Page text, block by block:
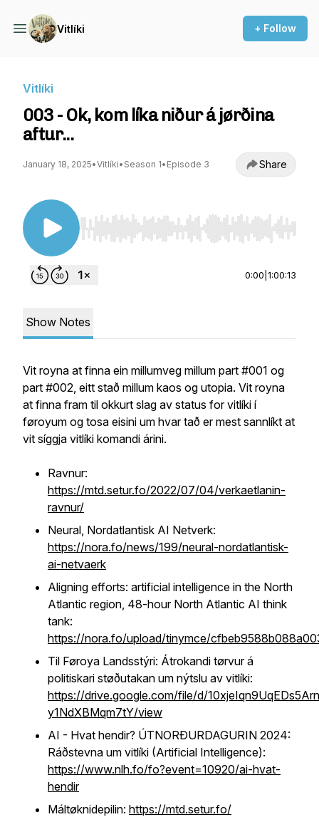
Vitlíki + Follow
Vitlíki
003 - Ok, kom líka niður á jørðina
aftur...
January 18, 2025•Vitlíki• Season 1• Episode 3 Share
Use Left/Right to seek, Home/End to jump to
0:00 1:00:13
Show Notes
Vit royna at finna ein millumveg millum part #001 og
part #002, eitt stað millum kaos og utopia. Vit royna
at finna fram til okkurt slag av status for vitlíki í
føroyum og tosa eisini um hvar tað er mest sannlíkt at
vit síggja vitlíki komandi árini.
Ravnur:
https://mtd.setur.fo/2022/07/04/verkaetlanin-
ravnur/
Neural, Nordatlantisk AI Netverk:
https://nora.fo/news/199/neural-nordatlantisk-
ai-netvaerk
Aligning efforts: artificial intelligence in the North
Atlantic region, 48-hour North Atlantic AI think
tank:
https://nora.fo/upload/tinymce/
Til Føroya Landsstýri: Átrokandi tørvur á
politiskari støðutakan um nýtslu av vitlíki:
https://drive.google.com/file/d/
y1NdXBMqm7tY/view
AI - Hvat hendir? ÚTNORÐURDAGURIN 2024:
Ráðstevna um vitlíki (Artificial Intelligence):
https://www.nlh.fo/fo?event=10920/ai-hvat-
hendir
Máltøknidepilin: https://mtd.setur.fo/